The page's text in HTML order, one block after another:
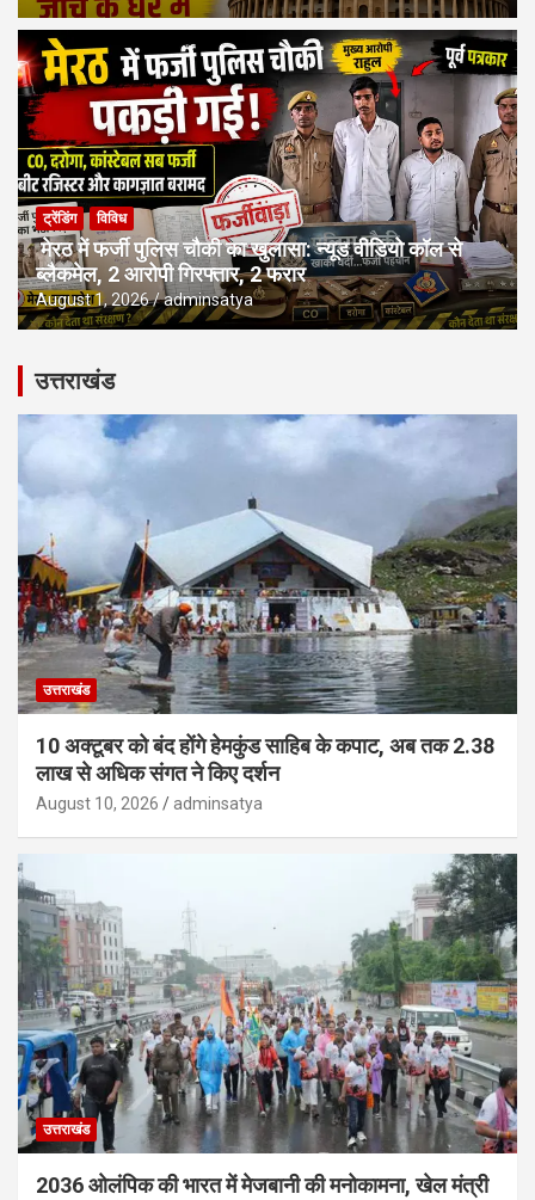
ट्रेंडिंग विविध
मेरठ में फर्जी पुलिस चौकी का खुलासा: न्यूड वीडियो कॉल से
ब्लैकमेल, 2 आरोपी गिरफ्तार, 2 फरार
August 1, 2026 adminsatya
उत्तराखंड
उत्तराखंड
10 अक्टूबर को बंद होंगे हेमकुंड साहिब के कपाट, अब तक 2.38
लाख से अधिक संगत ने किए दर्शन
August 10, 2026 adminsatya
उत्तराखंड
2036 ओलंपिक की भारत में मेजबानी की मनोकामना, खेल मंत्री